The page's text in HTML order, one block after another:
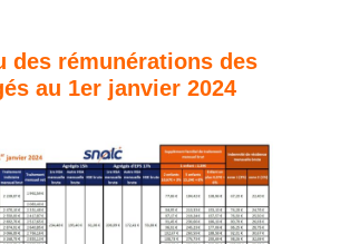
des rémunérations des
au 1er janvier 2024